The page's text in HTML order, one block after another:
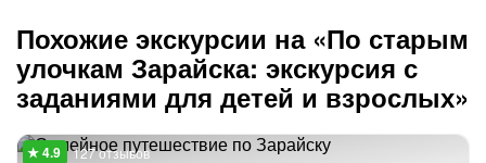
Похожие экскурсии на «По старым
улочкам Зарайска: экскурсия с
заданиями для детей и взрослых»
127 отзывов